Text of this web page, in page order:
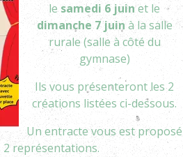
lesamedi 6 juinet le
dimanche 7 juin à la salle
rurale (salle à côté du
gymnase)
Ils vous présenteront les 2
créations listées ci-dessous.
Un entracte vous est proposé
2 représentations.